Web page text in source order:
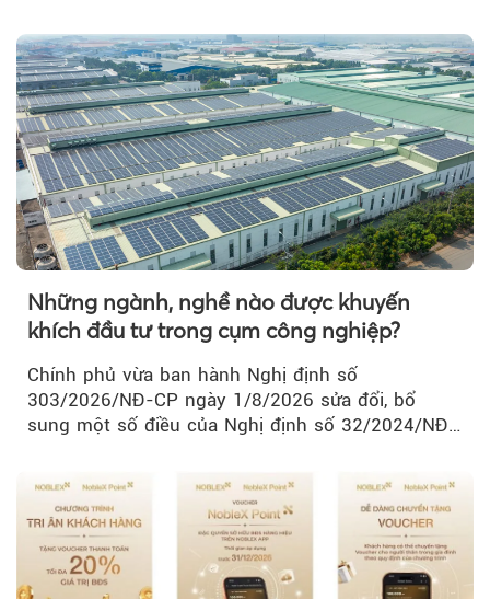
Những ngành, nghề nào được khuyến
khích đầu tư trong cụm công nghiệp?
Chính phủ vừa ban hành Nghị định số
303/2026/NĐ-CP ngày 1/8/2026 sửa đổi, bổ
sung một số điều của Nghị định số 32/2024/NĐ-